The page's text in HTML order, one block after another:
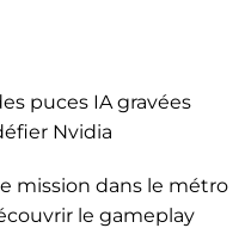
puces IA gravées
Nvidia
mission dans le métro
le gameplay